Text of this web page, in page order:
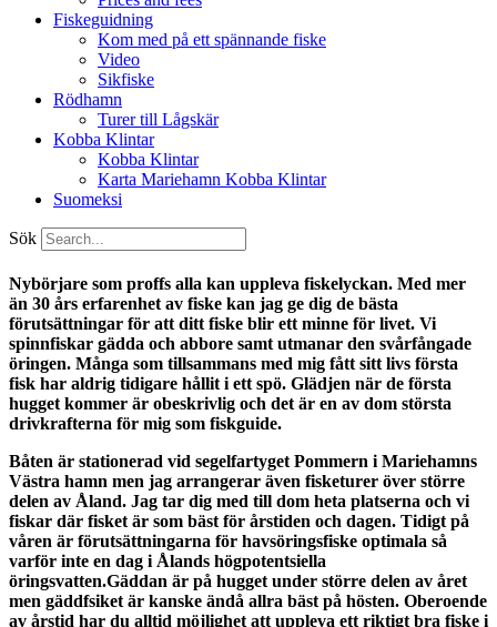
Fiskeguidning
Kom med på ett spännande fiske
Video
Sikfiske
Rödhamn
Turer till Lågskär
Kobba Klintar
Kobba Klintar
Karta Mariehamn Kobba Klintar
Suomeksi
Sök
Nybörjare som proffs alla kan uppleva fiskelyckan. Med mer
än 30 års erfarenhet av fiske kan jag ge dig de bästa
förutsättningar för att ditt fiske blir ett minne för livet. Vi
spinnfiskar gädda och abbore samt utmanar den svårfångade
öringen. Många som tillsammans med mig fått sitt livs första
fisk har aldrig tidigare hållit i ett spö. Glädjen när de första
hugget kommer är obeskrivlig och det är en av dom största
drivkrafterna för mig som fiskguide.
Båten är stationerad vid segelfartyget Pommern i Mariehamns
Västra hamn men jag arrangerar även fisketurer över större
delen av Åland. Jag tar dig med till dom heta platserna och vi
fiskar där fisket är som bäst för årstiden och dagen. Tidigt på
våren är förutsättningarna för havsöringsfiske optimala så
varför inte en dag i Ålands högpotentsiella
öringsvatten.Gäddan är på hugget under större delen av året
men gäddfsiket är kanske ändå allra bäst på hösten. Oberoende
av årstid har du alltid möjlighet att uppleva ett riktigt bra fiske i